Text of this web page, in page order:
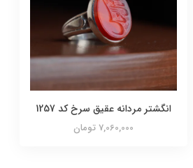
انگشتر مردانه عقیق سرخ کد 1257
7,060,000 تومان